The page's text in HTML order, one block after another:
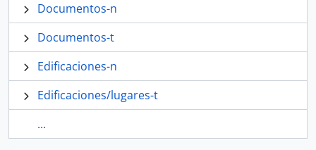
Documentos-n
Documentos-t
Edificaciones-n
Edificaciones/lugares-t
...